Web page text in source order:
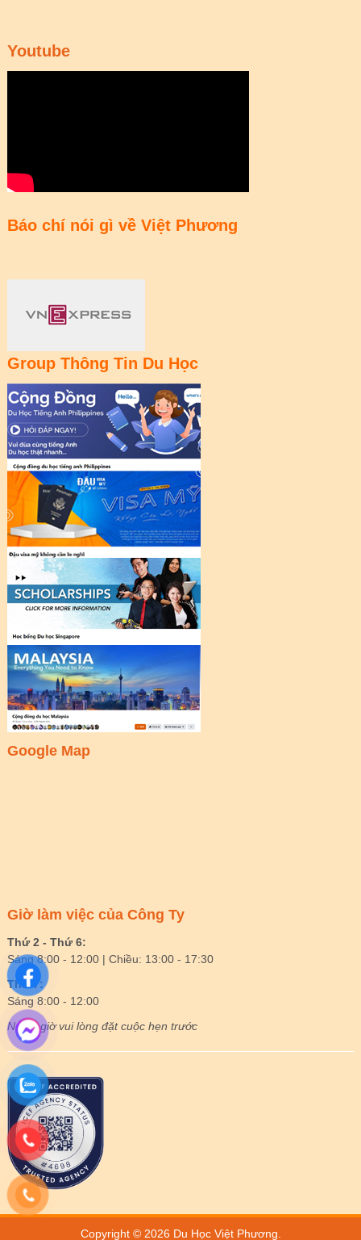
Youtube
Báo chí nói gì về Việt Phương
Group Thông Tin Du Học
Google Map
Giờ làm việc của Công Ty
Thứ 2 - Thứ 6:
Sáng 8:00 - 12:00 | Chiều: 13:00 - 17:30
Thứ 7:
Sáng 8:00 - 12:00
Ngoài giờ vui lòng đặt cuộc hẹn trước
Copyright © 2026 Du Học Việt Phương